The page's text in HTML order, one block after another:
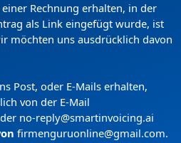
Firmenguru Ltd | alle Rechte
| Seite generiert in0.1030
Rechnung erhalten, in der
als Link eingefügt wurde, ist
möchten uns ausdrücklich davon
Post, oder E-Mails erhalten,
von der E-Mail
no-reply@smartinvoicing.ai
firmenguruonline@gmail.com.